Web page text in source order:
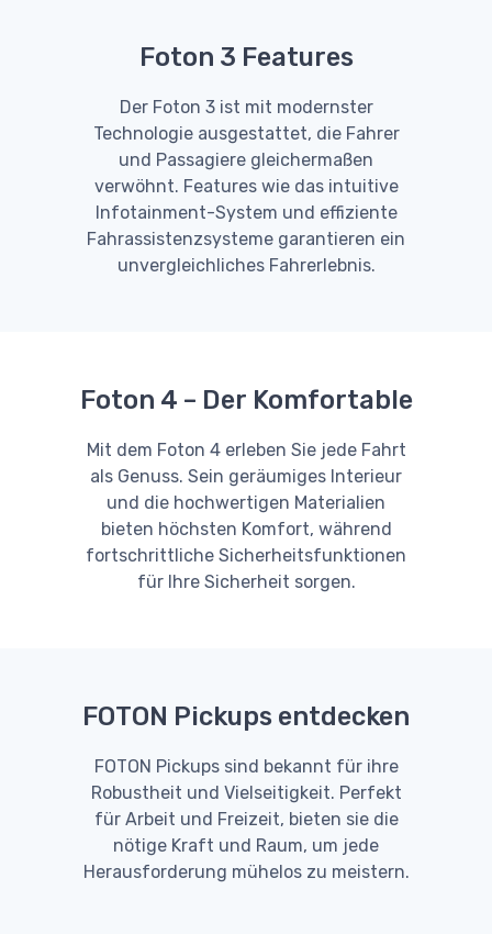
Foton 3 Features
Der Foton 3 ist mit modernster
Technologie ausgestattet, die Fahrer
und Passagiere gleichermaßen
verwöhnt. Features wie das intuitive
Infotainment-System und effiziente
Fahrassistenzsysteme garantieren ein
unvergleichliches Fahrerlebnis.
Foton 4 – Der Komfortable
Mit dem Foton 4 erleben Sie jede Fahrt
als Genuss. Sein geräumiges Interieur
und die hochwertigen Materialien
bieten höchsten Komfort, während
fortschrittliche Sicherheitsfunktionen
für Ihre Sicherheit sorgen.
FOTON Pickups entdecken
FOTON Pickups sind bekannt für ihre
Robustheit und Vielseitigkeit. Perfekt
für Arbeit und Freizeit, bieten sie die
nötige Kraft und Raum, um jede
Herausforderung mühelos zu meistern.